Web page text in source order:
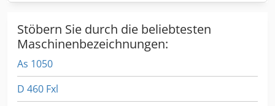
Stöbern Sie durch die beliebtesten
Maschinenbezeichnungen:
As 1050
D 460 Fxl